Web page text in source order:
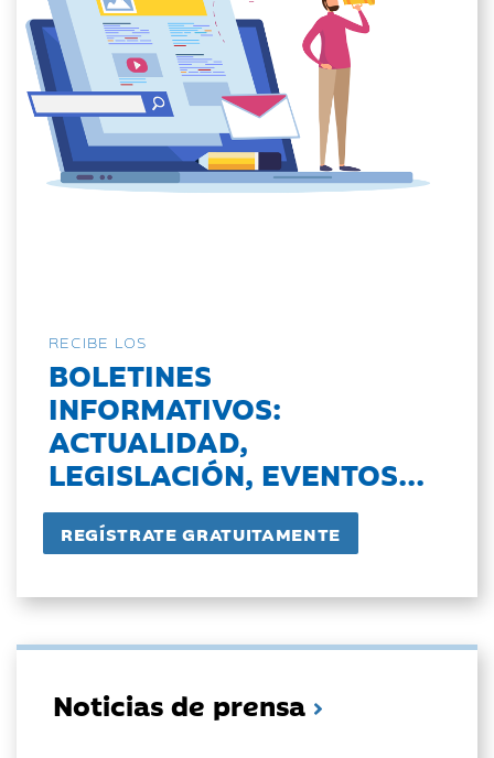
RECIBE LOS
BOLETINES
INFORMATIVOS:
ACTUALIDAD,
LEGISLACIÓN, EVENTOS...
Noticias de prensa